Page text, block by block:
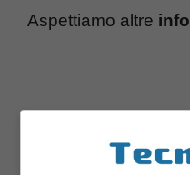
Aspettiamo altre info